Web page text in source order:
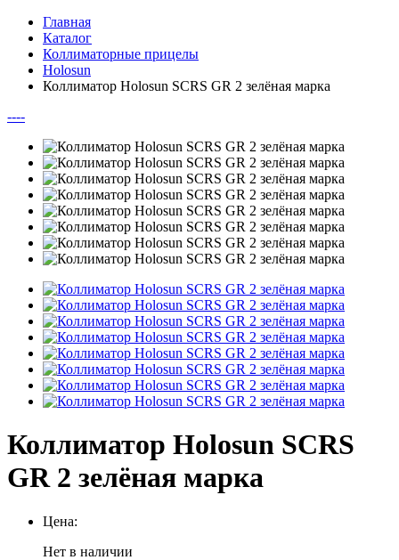
Главная
Каталог
Коллиматорные прицелы
Holosun
Коллиматор Holosun SCRS GR 2 зелёная марка
----
Коллиматор Holosun SCRS
GR 2 зелёная марка
Цена:
Нет в наличии